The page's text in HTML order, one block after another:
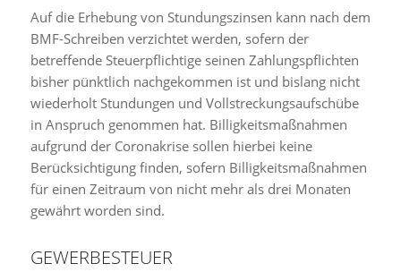
Auf die Erhebung von Stundungszinsen kann nach dem
BMF-Schreiben verzichtet werden, sofern der
betreffende Steuerpflichtige seinen Zahlungspflichten
bisher pünktlich nachgekommen ist und bislang nicht
wiederholt Stundungen und Vollstreckungsaufschübe
in Anspruch genommen hat. Billigkeitsmaßnahmen
aufgrund der Coronakrise sollen hierbei keine
Berücksichtigung finden, sofern Billigkeitsmaßnahmen
für einen Zeitraum von nicht mehr als drei Monaten
gewährt worden sind.
GEWERBESTEUER